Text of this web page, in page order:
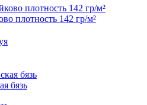
плотность 142 гр/м²
бязь